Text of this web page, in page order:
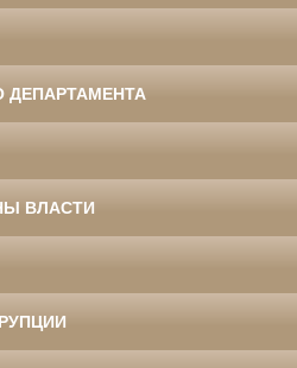
ДЕПАРТАМЕНТА
ВЛАСТИ